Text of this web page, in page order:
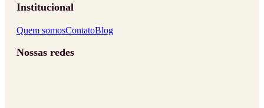
Institucional
Quem somosContatoBlog
Nossas redes